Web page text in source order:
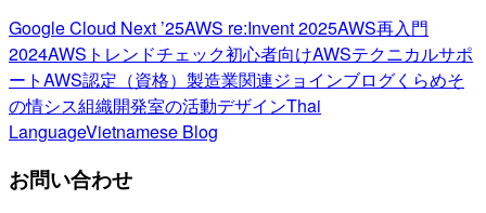
Google Cloud Next ’25AWS re:Invent 2025AWS再入門
2024AWSトレンドチェック初心者向けAWSテクニカルサポ
ートAWS認定（資格） 製造業関連ジョインブログくらめそ
の情シス組織開発室の活動デザインThai
LanguageVietnamese Blog
お問い合わせ